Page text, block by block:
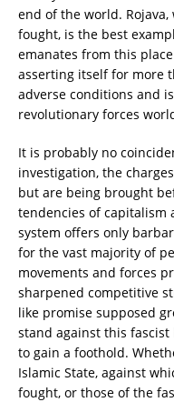
end of the world.
fought, is the best
emanates from this
asserting itself for more
adverse conditions and
revolutionary forces
It is probably no
investigation, the
but are being brought
tendencies of capitalism
system offers only
for the vast majority of
movements and forces
sharpened competitive
like promise supposed
stand against this
to gain a foothold.
Islamic State, against
fought, or those of the